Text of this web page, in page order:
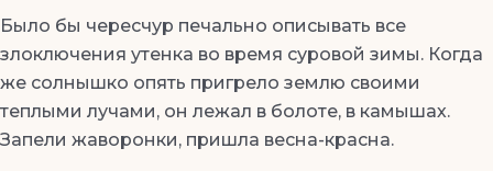
Было бы чересчур печально описывать все
злоключения утенка во время суровой зимы. Когда
же солнышко опять пригрело землю своими
теплыми лучами, он лежал в болоте, в камышах.
Запели жаворонки, пришла весна-красна.